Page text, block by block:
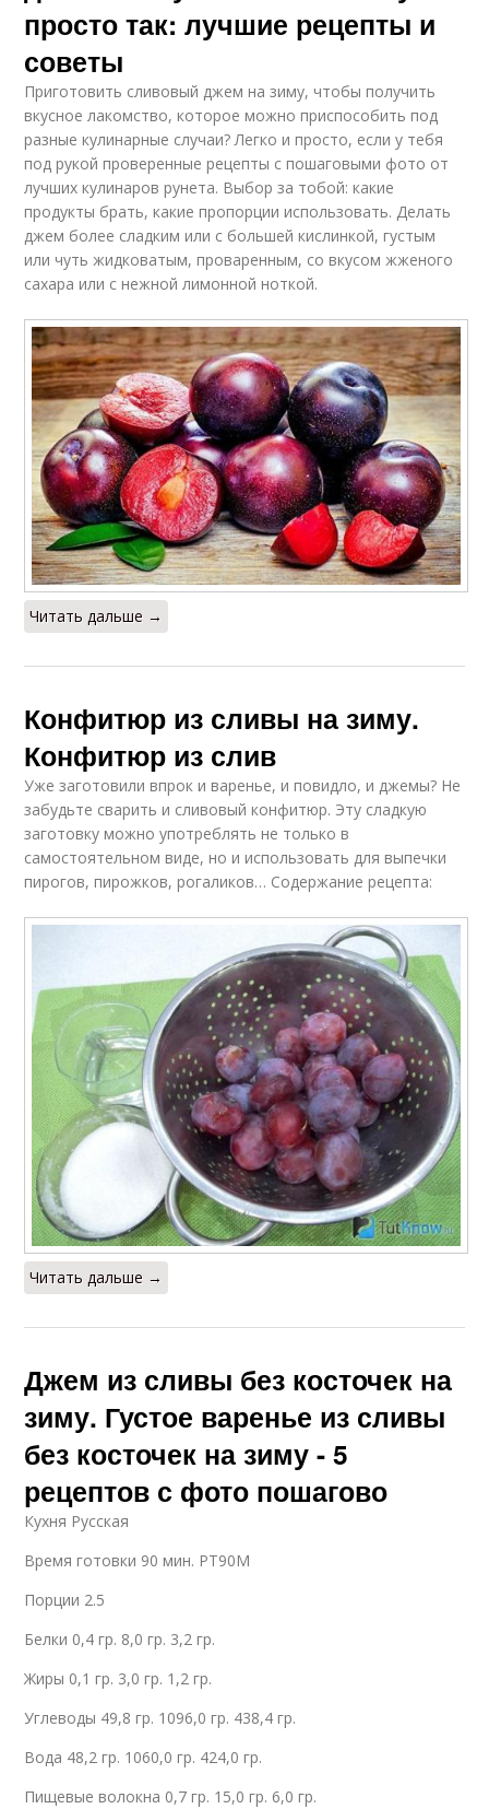
просто так: лучшие рецепты и
советы
Приготовить сливовый джем на зиму, чтобы получить
вкусное лакомство, которое можно приспособить под
разные кулинарные случаи? Легко и просто, если у тебя
под рукой проверенные рецепты с пошаговыми фото от
лучших кулинаров рунета. Выбор за тобой: какие
продукты брать, какие пропорции использовать. Делать
джем более сладким или с большей кислинкой, густым
или чуть жидковатым, проваренным, со вкусом жженого
сахара или с нежной лимонной ноткой.
Читать дальше →
Конфитюр из сливы на зиму.
Конфитюр из слив
Уже заготовили впрок и варенье, и повидло, и джемы? Не
забудьте сварить и сливовый конфитюр. Эту сладкую
заготовку можно употреблять не только в
самостоятельном виде, но и использовать для выпечки
пирогов, пирожков, рогаликов… Содержание рецепта:
Читать дальше →
Джем из сливы без косточек на
зиму. Густое варенье из сливы
без косточек на зиму - 5
рецептов с фото пошагово
Кухня Русская
Время готовки 90 мин. PT90M
Порции 2.5
Белки 0,4 гр. 8,0 гр. 3,2 гр.
Жиры 0,1 гр. 3,0 гр. 1,2 гр.
Углеводы 49,8 гр. 1096,0 гр. 438,4 гр.
Вода 48,2 гр. 1060,0 гр. 424,0 гр.
Пищевые волокна 0,7 гр. 15,0 гр. 6,0 гр.